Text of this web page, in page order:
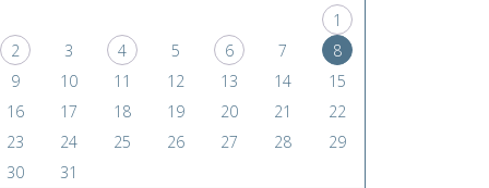
1
2
3 4 5 6 7
8
9
10 11 12 13 14
15
16
17 18 19 20 21
22
23
24 25 26 27 28
29
30
31